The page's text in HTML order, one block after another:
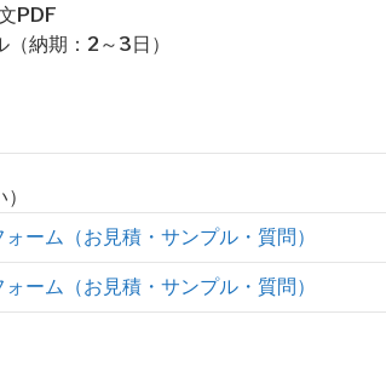
PDF
（納期：2～3日）
ーム（お見積・サンプル・質問）
ーム（お見積・サンプル・質問）